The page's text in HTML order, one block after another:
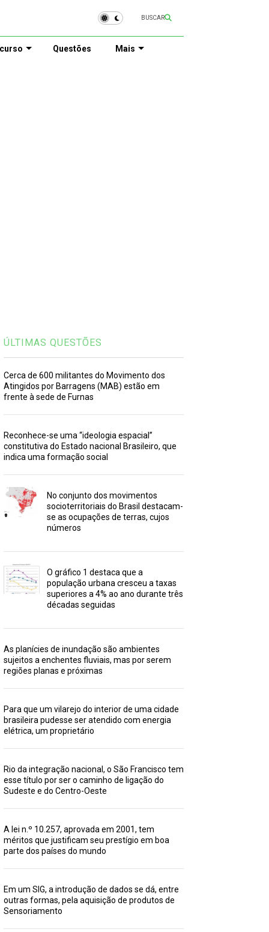
BUSCAR
Questões Mais
ÚLTIMAS QUESTÕES
Cerca de 600 militantes do Movimento dos
Atingidos por Barragens (MAB) estão em
frente à sede de Furnas
Reconhece-se uma “ideologia espacial”
constitutiva do Estado nacional Brasileiro, que
indica uma formação social
No conjunto dos movimentos
socioterritoriais do Brasil destacam-
se as ocupações de terras, cujos
números
O gráfico 1 destaca que a
população urbana cresceu a taxas
superiores a 4% ao ano durante três
décadas seguidas
As planícies de inundação são ambientes
sujeitos a enchentes fluviais, mas por serem
regiões planas e próximas
Para que um vilarejo do interior de uma cidade
brasileira pudesse ser atendido com energia
elétrica, um proprietário
Rio da integração nacional, o São Francisco tem
esse título por ser o caminho de ligação do
Sudeste e do Centro-Oeste
A lei n.º 10.257, aprovada em 2001, tem
méritos que justificam seu prestígio em boa
parte dos países do mundo
Em um SIG, a introdução de dados se dá, entre
outras formas, pela aquisição de produtos de
Sensoriamento